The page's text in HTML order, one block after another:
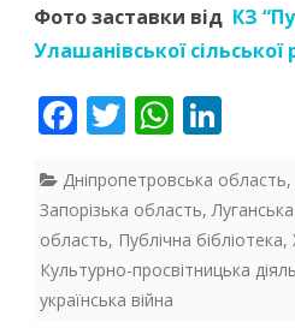
Фото заставки від КЗ
Улашанівської сільської
F
e
b
o
o
T
itt
er
W
at
s
A
k
e
dI
Дніпропетровська область,
Запорізька область,
область, Публічна бібліотека,
Культурно-просвітницька
українська війна